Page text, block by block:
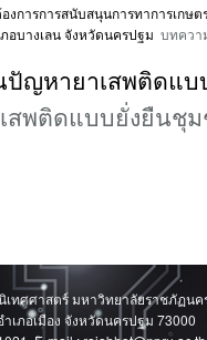
การการสนับสนุนการทาการเกษต
อบางเลน จังหวัดนครปฐม บทควา
ปัญหายาเสพติดแ
สพติดแบบยั่งยืนชุ
ทศศาสตร์ มหาวิทยาลัยราชภัฏนค
เภอเมือง จังหวัดนครปฐม 73000